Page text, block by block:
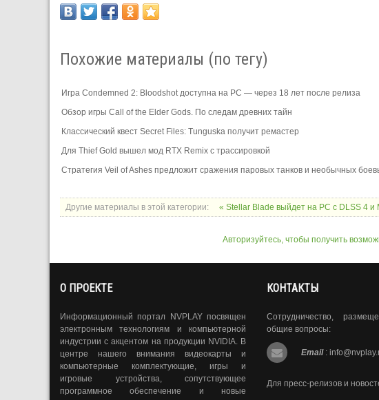
Похожие материалы (по тегу)
Игра Condemned 2: Bloodshot доступна на PC — через 18 лет после релиза
Обзор игры Call of the Elder Gods. По следам древних тайн
Классический квест Secret Files: Tunguska получит ремастер
Для Thief Gold вышел мод RTX Remix с трассировкой
Стратегия Veil of Ashes предложит сражения паровых танков и необычных
Другие материалы в этой категории: « Stellar Blade выйдет на PC с DLSS 4 и
Авторизуйтесь, чтобы получить
О ПРОЕКТЕ
Информационный портал NVPLAY посвящен
электронным технологиям и компьютерной
индустрии с акцентом на продукции NVIDIA. В
центре нашего внимания видеокарты и
компьютерные комплектующие, игры и
игровые устройства, сопутствующее
программное обеспечение и новые
КОНТАКТЫ
Сотрудничество,
общие вопросы:
Email :
Для пресс-релизов и